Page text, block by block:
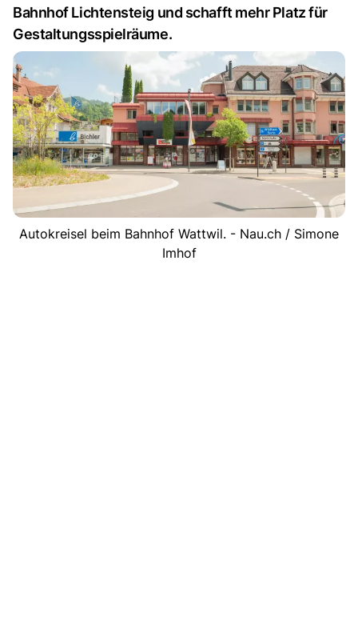
Bahnhof Lichtensteig und schafft mehr Platz für
Gestaltungsspielräume.
Autokreisel beim Bahnhof Wattwil. - Nau.ch / Simone
Imhof